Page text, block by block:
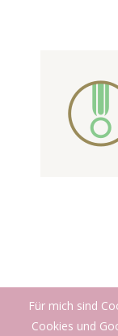
Für mich sind
Cookies und